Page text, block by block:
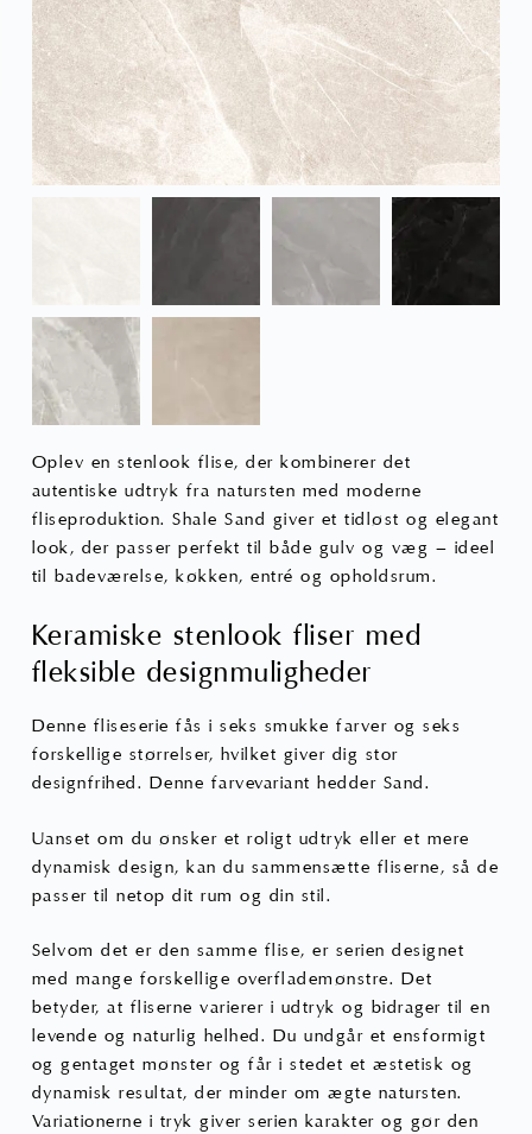
Oplev en stenlook flise, der kombinerer det
autentiske udtryk fra natursten med moderne
fliseproduktion. Shale Sand giver et tidløst og elegant
look, der passer perfekt til både gulv og væg – ideel
til badeværelse, køkken, entré og opholdsrum.
Keramiske stenlook fliser med
fleksible designmuligheder
Denne fliseserie fås i seks smukke farver og seks
forskellige størrelser, hvilket giver dig stor
designfrihed. Denne farvevariant hedder Sand.
Uanset om du ønsker et roligt udtryk eller et mere
dynamisk design, kan du sammensætte fliserne, så de
passer til netop dit rum og din stil.
Selvom det er den samme flise, er serien designet
med mange forskellige overflademønstre. Det
betyder, at fliserne varierer i udtryk og bidrager til en
levende og naturlig helhed. Du undgår et ensformigt
og gentaget mønster og får i stedet et æstetisk og
dynamisk resultat, der minder om ægte natursten.
Variationerne i tryk giver serien karakter og gør den